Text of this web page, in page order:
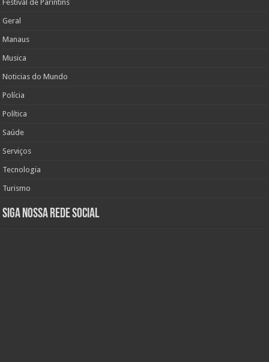
Festival de Parintins
Geral
Manaus
Musica
Noticias do Mundo
Polícia
Política
Saúde
Serviços
Tecnologia
Turismo
Siga nossa rede social